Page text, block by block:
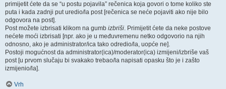
primijetit ćete da se “u postu pojavila” rečenica koja govori o tome koliko ste
puta i kada zadnji put uredio/la post [rečenica se neće pojaviti ako nije bilo
odgovora na post].
Post možete izbrisati klikom na gumb izbriši. Primijetit ćete da neke postove
nećete moći izbrisati [npr. ako je u međuvremenu netko odgovorio na njih
odnosno, ako je administrator/ica tako odredio/la, uopće ne].
Postoji mogućnost da administrator(ica)/moderator(ica) izmijeni/izbriše vaš
post [u prvom slučaju bi svakako trebao/la napisati opasku što je i zašto
izmijenio/la].
Vrh